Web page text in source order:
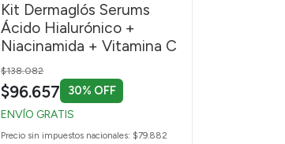
Kit Dermaglós Serums
Ácido Hialurónico +
Niacinamida + Vitamina C
Price reduced from
$138.082to
$96.657 30% OFF
ENVÍO GRATIS
Precio sin impuestos nacionales: $79.882